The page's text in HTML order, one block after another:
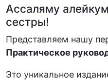
Ассаляму
сестры!
Представляем нашу
Практическое
Это уникальное